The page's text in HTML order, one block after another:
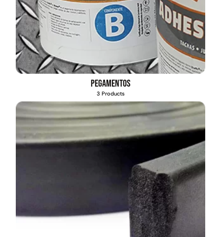
Pegamentos
3 Products